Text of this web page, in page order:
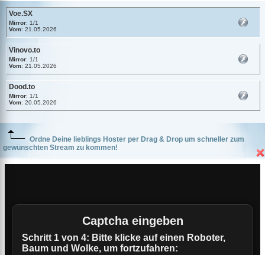
Voe.SX
Mirror: 1/1
Vom: 21.05.2026
Vinovo.to
Mirror: 1/1
Vom: 21.05.2026
Dood.to
Mirror: 1/1
Vom: 20.05.2026
Ordne Deine lieblings Hoster per Drag & Drop um schneller zum
gewünschten Stream zu kommen!